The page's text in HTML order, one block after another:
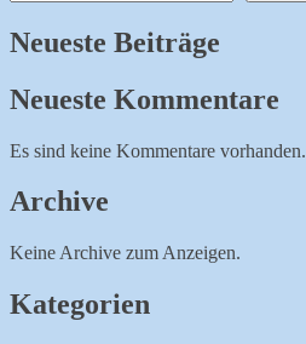
Neueste Beiträge
Neueste Kommentare
Es sind keine Kommentare vorhanden.
Archive
Keine Archive zum Anzeigen.
Kategorien